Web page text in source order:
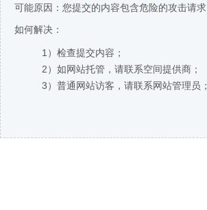
可能原因：您提交的内容包含危险的攻击请求
如何解决：
1）检查提交内容；
2）如网站托管，请联系空间提供商；
3）普通网站访客，请联系网站管理员；